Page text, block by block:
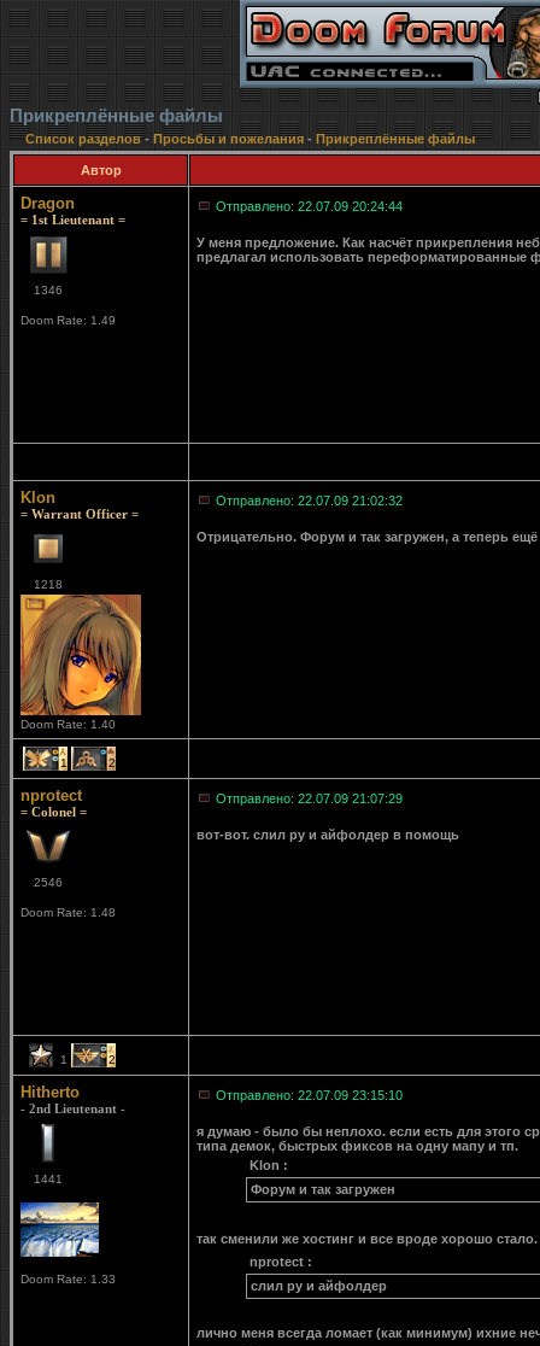
Прикреплённые файлы
Список разделов- Просьбы и пожелания - Прикреплённые файлы
Автор
Dragon
= 1st Lieutenant =
1346
Doom Rate: 1.49
Отправлено: 22.07.09 20:24:44
У меня предложение. Как насчёт прикрепления
предлагал использовать переформатированные
Klon
= Warrant Officer =
1218
Doom Rate: 1.40
Отправлено: 22.07.09 21:02:32
Отрицательно. Форум и так загружен, а теперь ещё
1 2
nprotect
= Colonel =
2546
Doom Rate: 1.48
Отправлено: 22.07.09 21:07:29
вот-вот. слил ру и айфолдер в помощь
1 2
Hitherto
- 2nd Lieutenant -
1441
Doom Rate: 1.33
Отправлено: 22.07.09 23:15:10
я думаю - было бы неплохо. если есть для этого
типа демок, быстрых фиксов на одну мапу и тп.
Klon :
Форум и так загружен
так сменили же хостинг и все вроде хорошо
nprotect :
слил ру и айфолдер
лично меня всегда ломает (как минимум) ихние